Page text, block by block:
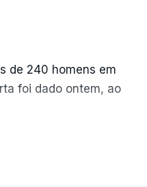
de 240 homens em
foi dado ontem, ao